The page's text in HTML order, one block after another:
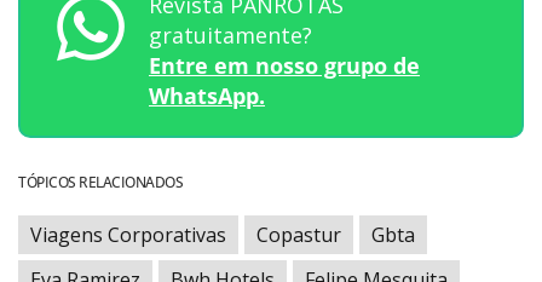
gratuitamente?
Entre em nosso grupo de
WhatsApp.
TÓPICOS RELACIONADOS
Viagens Corporativas Copastur
Gbta